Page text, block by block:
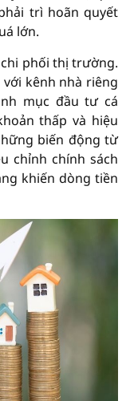
trì hoãn quyết
lớn.
phối thị trường.
kênh nhà riêng
mục đầu tư cá
thấp và hiệu
biến động từ
chỉnh chính sách
khiến dòng tiền